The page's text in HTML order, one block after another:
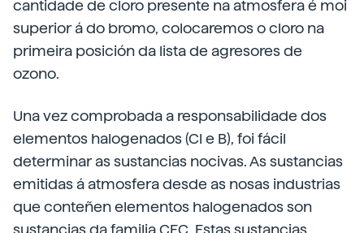
cantidade de cloro presente na atmosfera é moi
superior á do bromo, colocaremos o cloro na
primeira posición da lista de agresores de
ozono.
Una vez comprobada a responsabilidade dos
elementos halogenados (Cl e B), foi fácil
determinar as sustancias nocivas. As sustancias
emitidas á atmosfera desde as nosas industrias
que conteñen elementos halogenados son
sustancias da familia CFC. Estas sustancias